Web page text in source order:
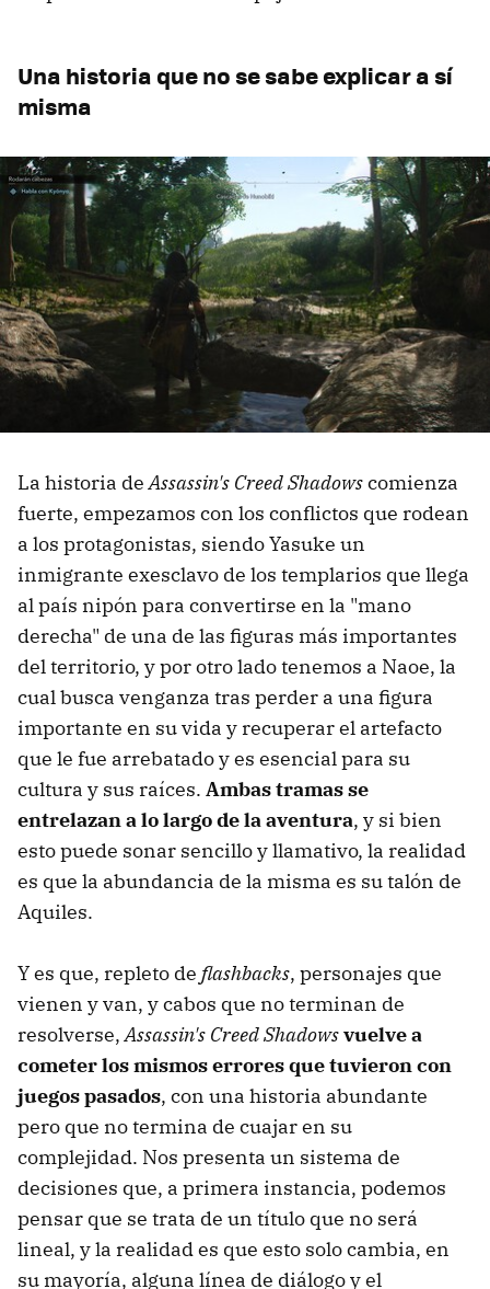
Una historia que no se sabe explicar a sí
misma
La historia deAssassin's Creed Shadowscomienza
fuerte, empezamos con los conflictos que rodean
a los protagonistas, siendo Yasuke un
inmigrante exesclavo de los templarios que llega
al país nipón para convertirse en la "mano
derecha" de una de las figuras más importantes
del territorio, y por otro lado tenemos a Naoe, la
cual busca venganza tras perder a una figura
importante en su vida y recuperar el artefacto
que le fue arrebatado y es esencial para su
cultura y sus raíces. Ambas tramas se
entrelazan a lo largo de la aventura, y si bien
esto puede sonar sencillo y llamativo, la realidad
es que la abundancia de la misma es su talón de
Aquiles.
Y es que, repleto de flashbacks, personajes que
vienen y van, y cabos que no terminan de
resolverse,Assassin's Creed Shadowsvuelve a
cometer los mismos errores que tuvieron con
juegos pasados, con una historia abundante
pero que no termina de cuajar en su
complejidad. Nos presenta un sistema de
decisiones que, a primera instancia, podemos
pensar que se trata de un título que no será
lineal, y la realidad es que esto solo cambia, en
su mayoría, alguna línea de diálogo y el